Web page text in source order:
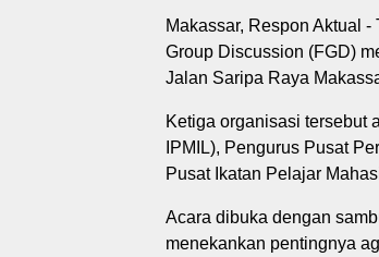
Makassar, Respon Aktual
Group Discussion (FGD)
Jalan Saripa Raya
Ketiga organisasi tersebut
IPMIL), Pengurus Pusat
Pusat Ikatan Pelajar
Acara dibuka dengan
menekankan pentingnya